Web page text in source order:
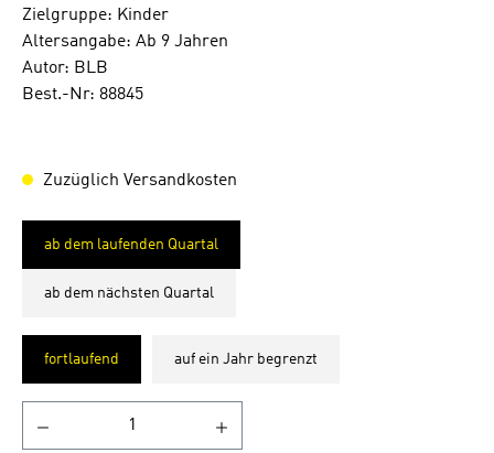
Zielgruppe: Kinder
Altersangabe: Ab 9 Jahren
Autor: BLB
Best.-Nr: 88845
Zuzüglich Versandkosten
ab dem laufenden Quartal
ab dem nächsten Quartal
fortlaufend auf ein Jahr begrenzt